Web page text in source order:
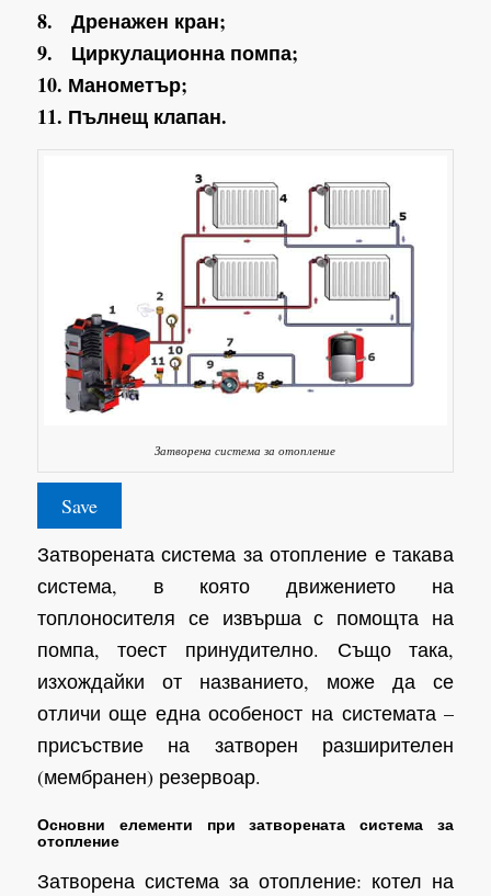
8. Дренажен кран;
9. Циркулационна помпа;
10. Манометър;
11. Пълнещ клапан.
Затворена система за отопление
Save
Затворената система за отопление е такава
система, в която движението на
топлоносителя се извърша с помощта на
помпа, тоест принудително. Също така,
изхождайки от названието, може да се
отличи още една особеност на системата –
присъствие на затворен разширителен
(мембранен) резервоар.
Основни елементи при затворената система за
отопление
Затворена система за отопление: котел на